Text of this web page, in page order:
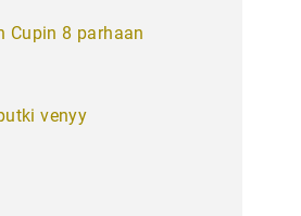
Cupin 8 parhaan
venyy